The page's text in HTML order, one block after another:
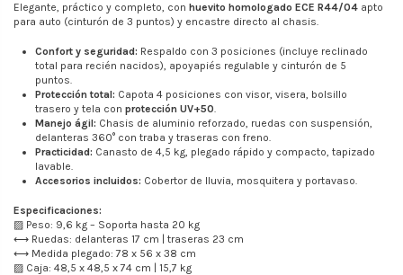
Elegante, práctico y completo, con huevito homologado ECE R44/04 apto
para auto (cinturón de 3 puntos) y encastre directo al chasis.
Confort y seguridad: Respaldo con 3 posiciones (incluye reclinado
total para recién nacidos), apoyapiés regulable y cinturón de 5
puntos.
Protección total: Capota 4 posiciones con visor, visera, bolsillo
trasero y tela con protección UV+50.
Manejo ágil: Chasis de aluminio reforzado, ruedas con suspensión,
delanteras 360° con traba y traseras con freno.
Practicidad: Canasto de 4,5 kg, plegado rápido y compacto, tapizado
lavable.
Accesorios incluidos: Cobertor de lluvia, mosquitera y portavaso.
Especificaciones:
▨ Peso: 9,6 kg – Soporta hasta 20 kg
⟷ Ruedas: delanteras 17 cm | traseras 23 cm
⟷ Medida plegado: 78 x 56 x 38 cm
▨ Caja: 48,5 x 48,5 x 74 cm | 15,7 kg